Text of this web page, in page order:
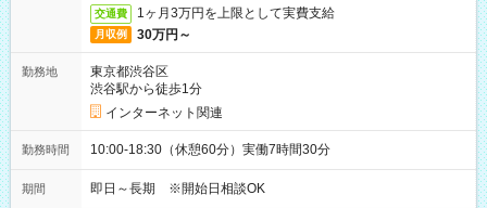
交通費 1ヶ月3万円を上限として実費支給
月収例 30万円～
勤務地
東京都渋谷区
渋谷駅から徒歩1分
インターネット関連
勤務時間 10:00-18:30（休憩60分）実働7時間30分
期間 即日～長期 ※開始日相談OK